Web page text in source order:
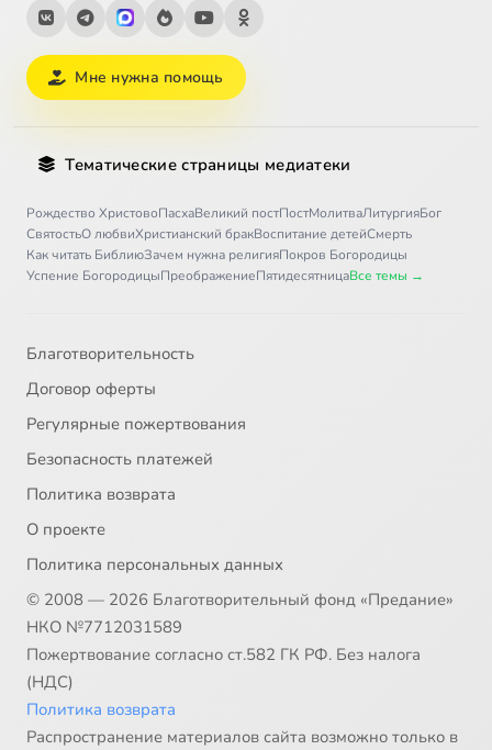
Мне нужна помощь
Тематические страницы медиатеки
Рождество ХристовоПасхаВеликий постПостМолитваЛитургияБог
СвятостьО любвиХристианский бракВоспитание детейСмерть
Как читать БиблиюЗачем нужна религияПокров Богородицы
Успение БогородицыПреображениеПятидесятницаВсе темы →
Благотворительность
Договор оферты
Регулярные пожертвования
Безопасность платежей
Политика возврата
О проекте
Политика персональных данных
© 2008 — 2026 Благотворительный фонд «Предание»
НКО №7712031589
Пожертвование согласно ст.582 ГК РФ. Без налога
(НДС)
Политика возврата
Распространение материалов сайта возможно только в